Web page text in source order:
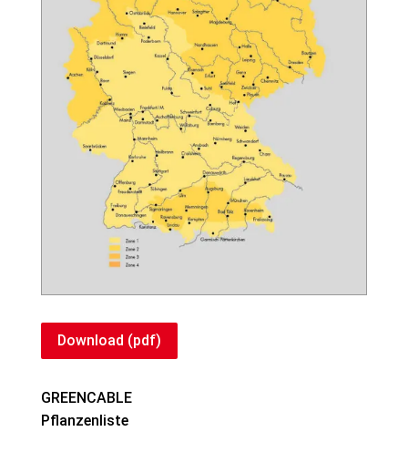
Download (pdf)
GREENCABLE
Pflanzenliste